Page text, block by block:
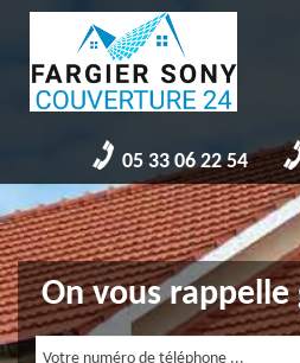
05 33 06 22 54
On vous